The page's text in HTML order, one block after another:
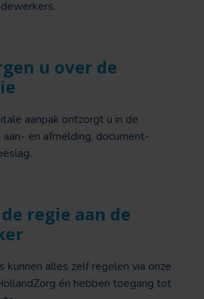
u over de
aanpak ontzorgt u in de
aan- en afmelding, document-
regie aan de
kunnen alles zelf regelen via onze
én hebben toegang tot